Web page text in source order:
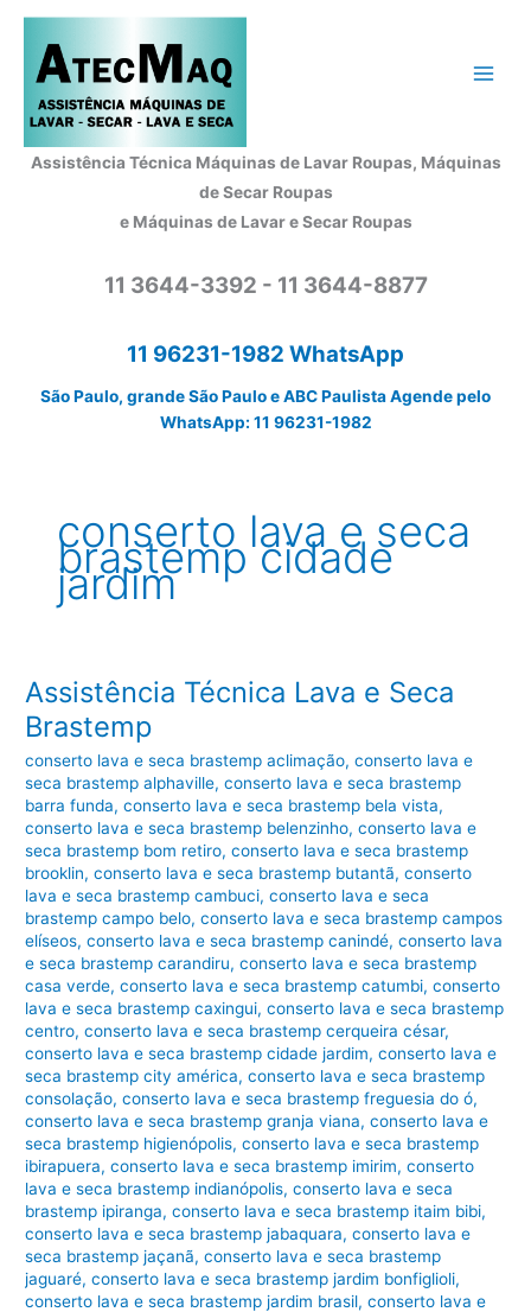
Assistência Técnica Máquinas de Lavar Roupas, Máquinas
de Secar Roupas
e Máquinas de Lavar e Secar Roupas
11 3644-3392 - 11 3644-8877
11 96231-1982 WhatsApp
São Paulo, grande São Paulo e ABC Paulista Agende pelo
WhatsApp: 11 96231-1982
conserto lava e seca
brastemp cidade
jardim
Assistência Técnica Lava e Seca
Brastemp
conserto lava e seca brastemp aclimação,conserto lava e
seca brastemp alphaville,conserto lava e seca brastemp
barra funda,conserto lava e seca brastemp bela vista,
conserto lava e seca brastemp belenzinho,conserto lava e
seca brastemp bom retiro,conserto lava e seca brastemp
brooklin,conserto lava e seca brastemp butantã,conserto
lava e seca brastemp cambuci,conserto lava e seca
brastemp campo belo,conserto lava e seca brastemp campos
elíseos,conserto lava e seca brastemp canindé,conserto lava
e seca brastemp carandiru,conserto lava e seca brastemp
casa verde,conserto lava e seca brastemp catumbi,conserto
lava e seca brastemp caxingui,conserto lava e seca brastemp
centro,conserto lava e seca brastemp cerqueira césar,
conserto lava e seca brastemp cidade jardim,conserto lava e
seca brastemp city américa,conserto lava e seca brastemp
consolação,conserto lava e seca brastemp freguesia do ó,
conserto lava e seca brastemp granja viana,conserto lava e
seca brastemp higienópolis,conserto lava e seca brastemp
ibirapuera,conserto lava e seca brastemp imirim,conserto
lava e seca brastemp indianópolis,conserto lava e seca
brastemp ipiranga,conserto lava e seca brastemp itaim bibi,
conserto lava e seca brastemp jabaquara,conserto lava e
seca brastemp jaçanã,conserto lava e seca brastemp
jaguaré,conserto lava e seca brastemp jardim bonfiglioli,
conserto lava e seca brastemp jardim brasil,conserto lava e